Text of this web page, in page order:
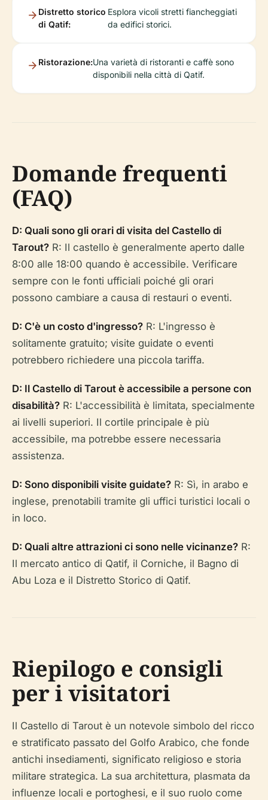
Distretto storico
di Qatif:
Esplora vicoli stretti fiancheggiati
da edifici storici.
Ristorazione:Una varietà di ristoranti e caffè sono
disponibili nella città di Qatif.
Domande frequenti
(FAQ)
D: Quali sono gli orari di visita del Castello di
Tarout? R: Il castello è generalmente aperto dalle
8:00 alle 18:00 quando è accessibile. Verificare
sempre con le fonti ufficiali poiché gli orari
possono cambiare a causa di restauri o eventi.
D: C'è un costo d'ingresso? R: L'ingresso è
solitamente gratuito; visite guidate o eventi
potrebbero richiedere una piccola tariffa.
D: Il Castello di Tarout è accessibile a persone con
disabilità? R: L'accessibilità è limitata, specialmente
ai livelli superiori. Il cortile principale è più
accessibile, ma potrebbe essere necessaria
assistenza.
D: Sono disponibili visite guidate? R: Sì, in arabo e
inglese, prenotabili tramite gli uffici turistici locali o
in loco.
D: Quali altre attrazioni ci sono nelle vicinanze? R:
Il mercato antico di Qatif, il Corniche, il Bagno di
Abu Loza e il Distretto Storico di Qatif.
Riepilogo e consigli
per i visitatori
Il Castello di Tarout è un notevole simbolo del ricco
e stratificato passato del Golfo Arabico, che fonde
antichi insediamenti, significato religioso e storia
militare strategica. La sua architettura, plasmata da
influenze locali e portoghesi, e il suo ruolo come